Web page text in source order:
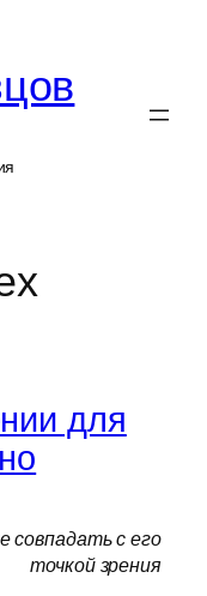
для
совпадать с его
точкой зрения